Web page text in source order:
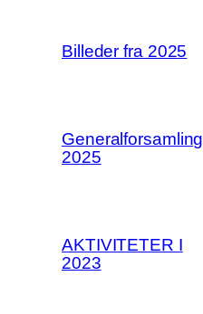
Billeder fra 2025
Generalforsamling
2025
AKTIVITETER I
2023